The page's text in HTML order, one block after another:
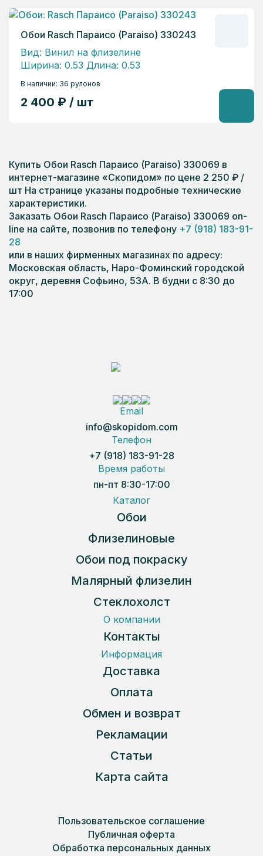
Обои Rasch Параисо (Paraiso) 330243
Вид: Винил на флизелине
Ширина: 0.53 Длина: 0.53
В наличии: 36 рулонов
2 400 ₽ / шт
Купить Обои Rasch Параисо (Paraiso) 330069 в
интернет-магазине «Скопидом» по цене 2 250 ₽ /
шт На странице указаны подробные технические
характеристики.
Заказать Обои Rasch Параисо (Paraiso) 330069 on-
line на сайте, позвонив по телефону +7 (918) 183-91-
28
или в наших фирменных магазинах по адресу:
Московская область, Наро-Фоминский городской
округ, деревня Софьино, 53А. В будни с 8:30 до
17:00
Email
info@skopidom.com
Телефон
+7 (918) 183-91-28
Время работы
пн-пт 8:30-17:00
Каталог
Обои
Флизелиновые
Обои под покраску
Малярный флизелин
Стеклохолст
О компании
Контакты
Информация
Доставка
Оплата
Обмен и возврат
Рекламации
Статьи
Карта сайта
Пользовательское соглашение
Публичная оферта
Обработка персональных данных